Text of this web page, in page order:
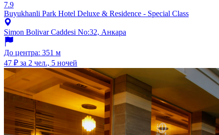
7.9
Buyukhanli Park Hotel Deluxe & Residence - Special Class
Simon Bolivar Caddesi No:32, Анкара
До центра: 351 м
47 ₽ за 2 чел., 5 ночей